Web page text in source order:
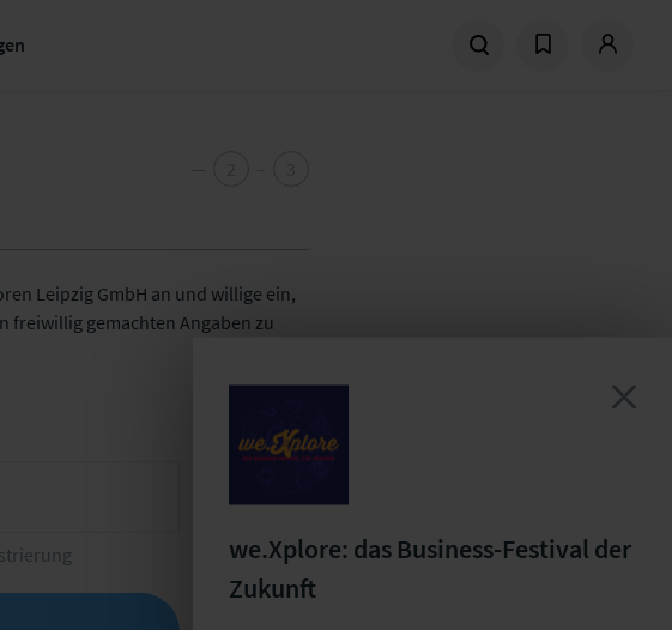
Leipzig GmbH an und willige ein,
freiwillig gemachten Angaben zu
we.Xplore: das Business-Festival der
Zukunft